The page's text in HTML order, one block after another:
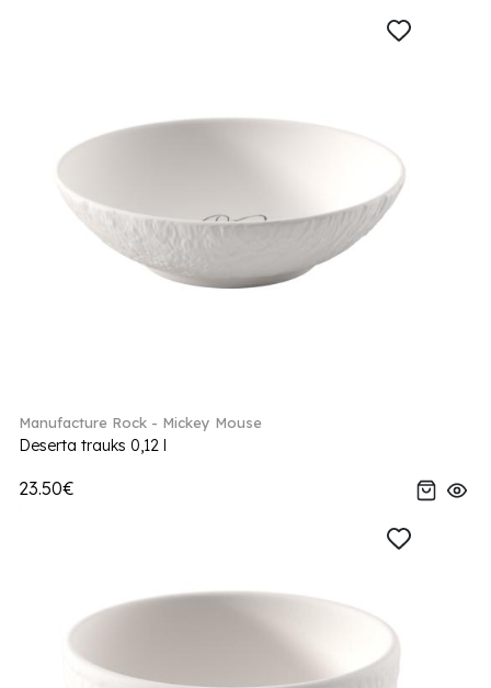
Manufacture Rock - Mickey Mouse
Deserta trauks 0,12 l
23.50€